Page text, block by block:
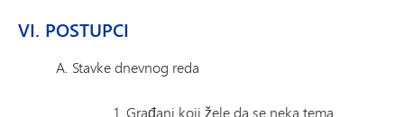
VI. POSTUPCI
Stavke dnevnog reda
Građani koji žele da se neka tema